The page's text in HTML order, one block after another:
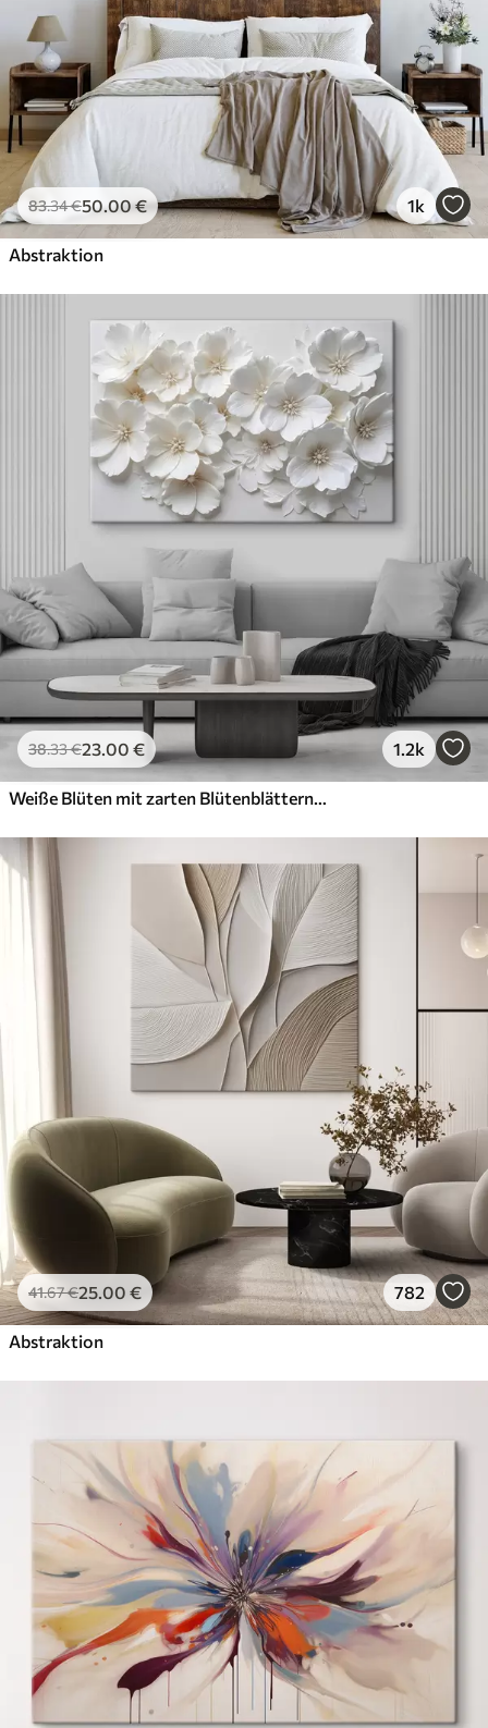
83.34€50.00€ 1k
Abstraktion
38.33€23.00 € 1.2k
Weiße Blüten mit zarten Blütenblättern, angeordnet in einem wunderschönen Blumenmuster vor einem hellen Hintergrund
41.67€25.00 € 782
Abstraktion